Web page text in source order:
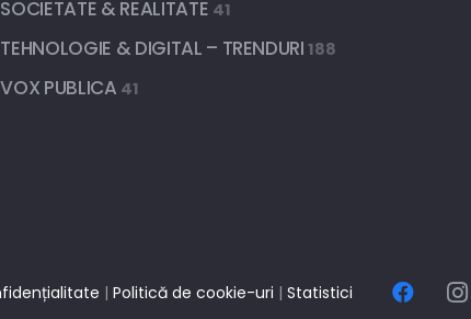
SOCIETATE & REALITATE 41
TEHNOLOGIE & DIGITAL – TRENDURI188
VOX PUBLICA 41
|Politică de cookie-uri |Statistici